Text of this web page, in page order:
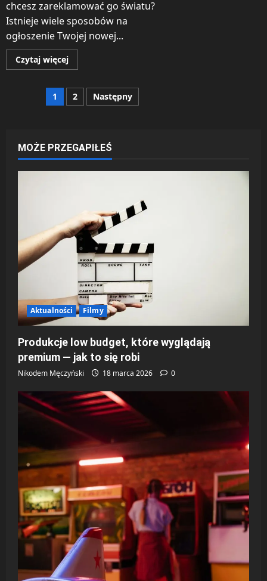
chcesz zareklamować go światu?
Istnieje wiele sposobów na
ogłoszenie Twojej nowej...
Czytaj więcejDowiedz
się
Jak
zareklamować
naszą
Stronicowanie
1 2 Następny
MOŻE PRZEGAPIŁEŚ
Aktualności Filmy
Produkcje low budget, które wyglądają
premium — jak to się robi
Nikodem Męczyński 18 marca 2026 0